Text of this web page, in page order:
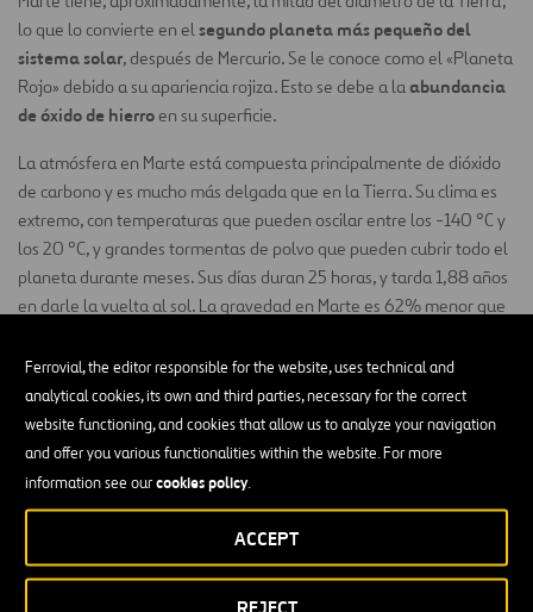
Ferrovial, the editor responsible for the website, uses technical and
analytical cookies, its own and third parties, necessary for the correct
website functioning, and cookies that allow us to analyze your navigation
and offer you various functionalities within the website. For more
information see ourcookies policy.
ACCEPT
lo que lo convierte en elsegundo planeta más pequeño del
sistema solar, después de Mercurio. Se le conoce como el «Planeta
Rojo» debido a su apariencia rojiza. Esto se debe a la abundancia
de óxido de hierro en su superficie.
La atmósfera en Marte está compuesta principalmente de dióxido
de carbono y es mucho más delgada que en la Tierra. Su clima es
extremo, con temperaturas que pueden oscilar entre los -140 ºC y
los 20 ºC, y grandes tormentas de polvo que pueden cubrir todo el
planeta durante meses. Sus días duran 25 horas, y tarda 1,88 años
en darle la vuelta al sol. La gravedad en Marte es 62% menor que
Marte es el único planeta en el sistema solar, además de la Tierra,
donde se han encontrado evidencias de
agua líquida
cree que hay agua congelada en los polos del planeta y bajo su
superficie.
Las misiones espaciales han probado que Marte tuvo alguna vez un
clima más cálido. Esto, junto a la presencia de otros elementos
como el carbono, el nitrógeno y el fósforo, pudo ofrecer
condiciones adecuadas para la vida en el pasado. De igual modo,